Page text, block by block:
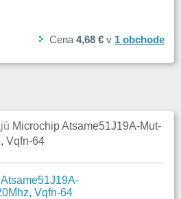
Cena 4,68 € v 1 obchode
Microchip Atsame51J19A-Mut-
Vqfn-64
Vqfn-64